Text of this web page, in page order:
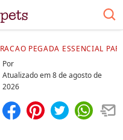
RACAO PEGADA ESSENCIAL
Por
Atualizado em8 de agosto de
2026